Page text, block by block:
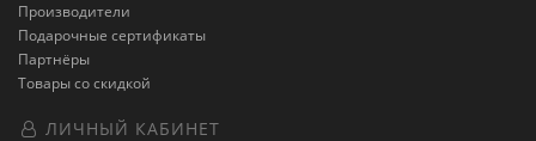
Производители
Подарочные сертификаты
Партнёры
Товары со скидкой
ЛИЧНЫЙ КАБИНЕТ